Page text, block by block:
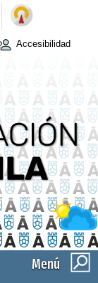
Accesibilidad
Menú